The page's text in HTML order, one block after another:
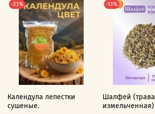
-33%
Календула лепестки
сушеные.
-13%
Шалфей (трава
измельченная)